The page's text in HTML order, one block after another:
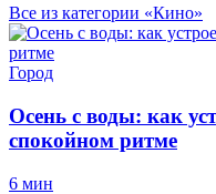
Все из категории «Кино»
Город
Осень с воды: как
спокойном ритме
6 мин